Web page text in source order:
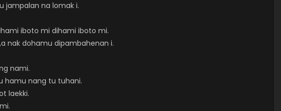
jampalan na lomak i.
iboto mi dihami iboto mi.
nak dohamu dipambahenan i.
nami.
hamu nang tu tuhani.
laekki.